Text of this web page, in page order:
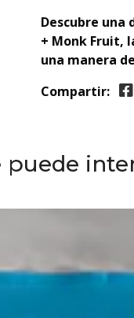
Descubre
+ Monk Fruit,
una manera
Compartir:
puede